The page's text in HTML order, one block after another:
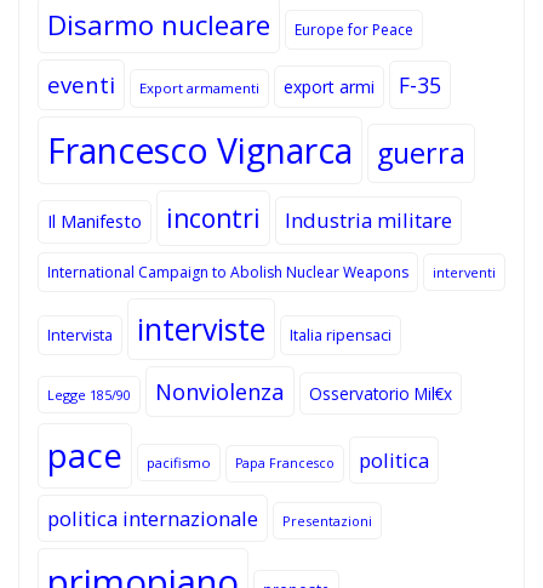
Disarmo nucleare Europe for Peace
eventi Export armamenti export armi F-35
Francesco Vignarca guerra
Il Manifesto incontri Industria militare
International Campaign to Abolish Nuclear Weapons interventi
Intervista interviste Italia ripensaci
Legge 185/90 Nonviolenza Osservatorio Mil€x
pace pacifismo Papa Francesco politica
politica internazionale Presentazioni